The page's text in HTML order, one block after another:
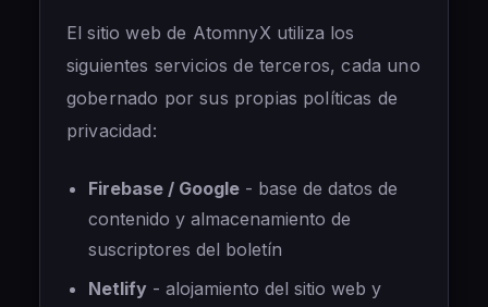
El sitio web de AtomnyX utiliza los
siguientes servicios de terceros, cada uno
gobernado por sus propias políticas de
privacidad:
Firebase / Google - base de datos de
contenido y almacenamiento de
suscriptores del boletín
Netlify - alojamiento del sitio web y